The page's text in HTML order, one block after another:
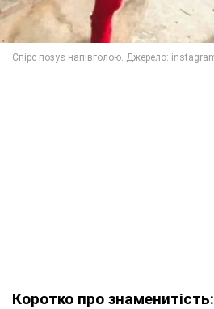
Коротко про знаменитість: